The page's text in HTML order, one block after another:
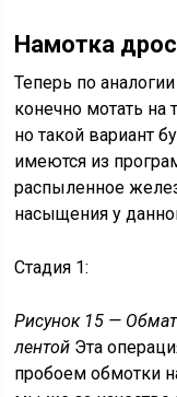
Намотка
Теперь по
конечно мотать
но такой вариант
имеются из
распыленное
насыщения у
Стадия 1:
Рисунок 15 —
лентой Эта
пробоем обмотки